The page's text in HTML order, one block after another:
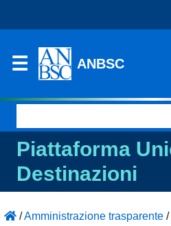
ANBSC
per:
Piattaforma
Destinazioni
/Amministrazione trasparente /